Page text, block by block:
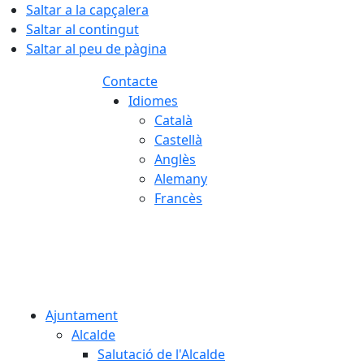
Saltar a la capçalera
Saltar al contingut
Saltar al peu de pàgina
Contacte
Idiomes
Català
Castellà
Anglès
Alemany
Francès
Ajuntament
Alcalde
Salutació de l'Alcalde